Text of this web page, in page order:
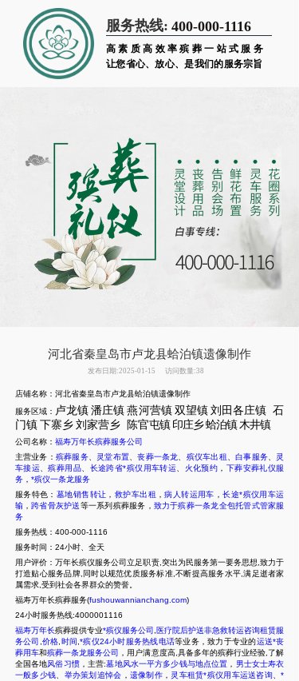
服务热线: 400-000-1116
高素质高效率殡葬一站式服务
让您省心、放心、是我们的服务宗旨
河北省秦皇岛市卢龙县蛤泊镇遗像制作
发布日期:2025-01-15 访问数量:38
店铺名称：河北省秦皇岛市卢龙县蛤泊镇遗像制作
服务区域： 卢龙镇 潘庄镇 燕河营镇 双望镇 刘田各庄镇 石
门镇 下寨乡 刘家营乡 陈官屯镇 印庄乡 蛤泊镇 木井镇
公司名称： 福寿万年长殡葬服务公司
主营业务： 殡葬服务、 灵堂布置 、丧葬一条龙 殡仪车出租 、白事服务
灵
车接运 、殡葬用品 长途跨省*殡仪用车转运 火化预约 ， 下葬安葬礼仪服
务， *殡仪一条龙服务
服务特色： 墓地销售转让 ， 救护车出租 ，病人转运用车 ，长途*殡仪用车运
输，跨省骨灰护送等一系列殡葬服务， 致力于殡葬一条龙全包托管式管家服
务
服务热线：400-000-1116
服务时间：24小时、全天
用户评价：万年长殡仪服务公司立足职责,突出为民服务第一要务思想,致力于
打造贴心服务品牌,同时以规范优质服务标准,不断提高服务水平,满足逝者家
属需求,受到社会各界群众的赞誉。
福寿万年长殡葬服务(fushouwannianchang.com)
24小时服务热线:4000001116
福寿万年长殡葬提供专业*殡仪服务公司 医疗院后护送非急救转运咨询租赁服
务公司 价格 时间 *殡仪24小时服务热线电话等业务，致力于专业的运送*丧
葬用车和殡葬一条龙服务公司
，用户满意度高,具备多年的殡葬行业经验,了解
全国各地风俗习惯，主营:墓地风水一平方多少钱与地点位置 ， 男士女士寿衣
一般多少钱
举办策划追悼会 ， 遗像制作， 灵车租赁*殡仪用车运送咨询 、*